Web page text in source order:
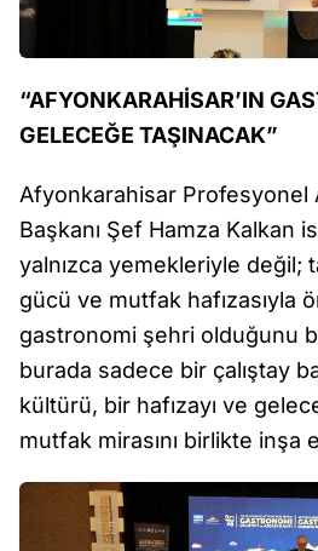
“AFYONKARAHİSAR’IN
GELECEĞE TAŞINACAK”
Afyonkarahisar Profesyonel
Başkanı Şef Hamza Kalkan
yalnızca yemekleriyle değil;
gücü ve mutfak hafızasıyla
gastronomi şehri olduğunu
burada sadece bir çalıştay
kültürü, bir hafızayı ve
mutfak mirasını birlikte inşa